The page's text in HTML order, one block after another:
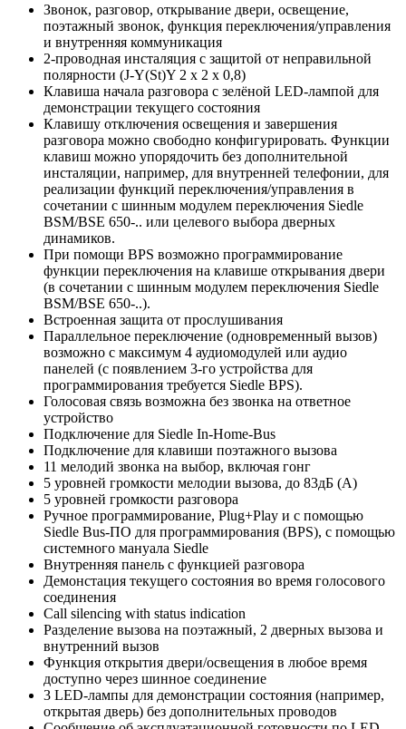
Звонок, разговор, открывание двери, освещение,
поэтажный звонок, функция переключения/управления
и внутренняя коммуникация
2-проводная инсталяция с защитой от неправильной
полярности (J-Y(St)Y 2 x 2 x 0,8)
Клавиша начала разговора с зелёной LED-лампой для
демонстрации текущего состояния
Клавишу отключения освещения и завершения
разговора можно свободно конфигурировать. Функции
клавиш можно упорядочить без дополнительной
инсталяции, например, для внутренней телефонии, для
реализации функций переключения/управления в
сочетании с шинным модулем переключения Siedle
BSM/BSE 650-.. или целевого выбора дверных
динамиков.
При помощи BPS возможно программирование
функции переключения на клавише открывания двери
(в сочетании с шинным модулем переключения Siedle
BSM/BSE 650-..).
Встроенная защита от прослушивания
Параллельное переключение (одновременный вызов)
возможно с максимум 4 аудиомодулей или аудио
панелей (с появлением 3-го устройства для
программирования требуется Siedle BPS).
Голосовая связь возможна без звонка на ответное
устройство
Подключение для Siedle In-Home-Bus
Подключение для клавиши поэтажного вызова
11 мелодий звонка на выбор, включая гонг
5 уровней громкости мелодии вызова, до 83дБ (А)
5 уровней громкости разговора
Ручное программирование, Plug+Play и с помощью
Siedle Bus-ПО для программирования (BPS), с помощью
системного мануала Siedle
Внутренняя панель с функцией разговора
Демонстация текущего состояния во время голосового
соединения
Call silencing with status indication
Разделение вызова на поэтажный, 2 дверных вызова и
внутренний вызов
Функция открытия двери/освещения в любое время
доступно через шинное соединение
3 LED-лампы для демонстрации состояния (например,
открытая дверь) без дополнительных проводов